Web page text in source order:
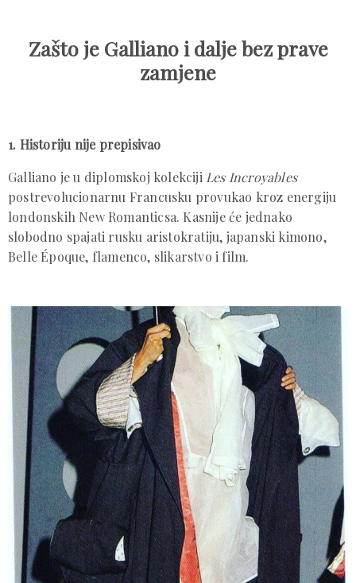
Zašto je Galliano i dalje bez prave
zamjene
1. Historiju nije prepisivao
Galliano je u diplomskoj kolekciji Les Incroyables
postrevolucionarnu Francusku provukao kroz energiju
londonskih New Romanticsa. Kasnije će jednako
slobodno spajati rusku aristokratiju, japanski kimono,
Belle Époque, flamenco, slikarstvo i film.